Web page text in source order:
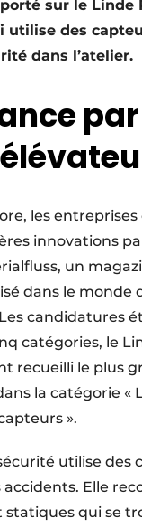
sur le Linde
utilise des
dans l’atelier.
les
innovations
un
dans le monde
candidatures
catégories, le
recueilli le plus
la catégorie «
».
utilise des
Elle
statiques qui se